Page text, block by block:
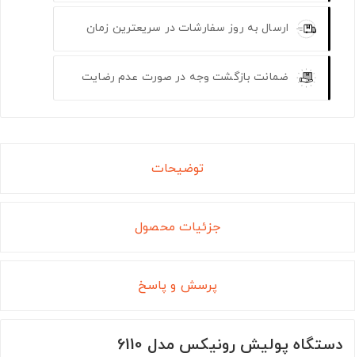
ارسال به روز سفارشات در سریعترین زمان
ضمانت بازگشت وجه در صورت عدم رضایت
توضیحات
جزئیات محصول
پرسش و پاسخ
دستگاه پولیش رونیکس مدل 6110